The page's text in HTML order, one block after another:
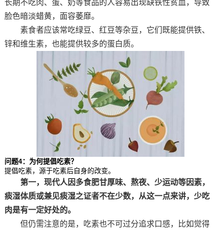
长期不吃肉、蛋、奶等食品的人容易出现缺铁性贫血，导致
脸色暗淡蜡黄，面容萎靡。
素食者应该常吃绿豆、红豆等杂豆，它们既能提供铁、
锌和维生素，也能提供较多的蛋白质。
问题4：为何提倡吃素？
提倡吃素，源于吃素后自身的改变。
第一，现代人因多食肥甘厚味、熬夜、少运动等因素，
痰湿体质或兼见痰湿之证者不在少数，从这一点来讲，少吃
肉是有一定好处的。
但仍需注意的是，吃素也不可过分追求口感，比如觉得